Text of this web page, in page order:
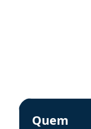
em
Estudante
Quem